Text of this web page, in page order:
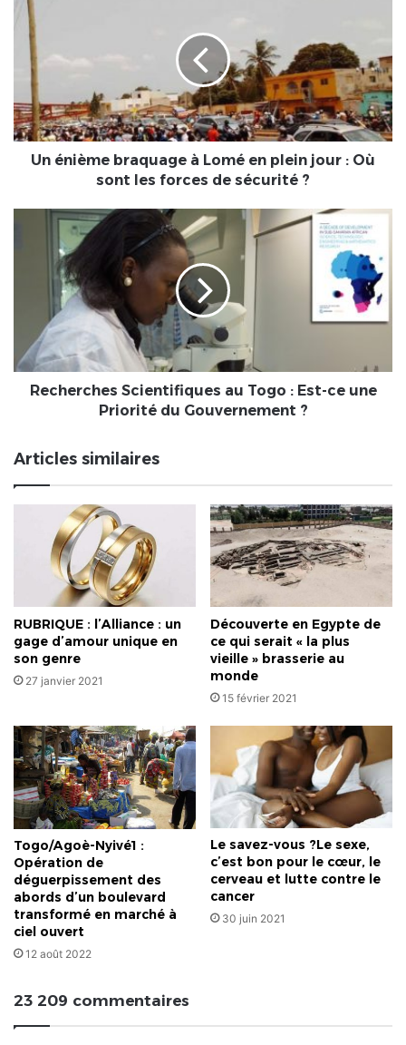
énième
braquage
Lomé
plein
jour
:
Un énième braquage à Lomé en plein jour : Où
sont les forces de sécurité ?
Recherches
Scientifiques
une
Priorité
Recherches Scientifiques au Togo : Est-ce une
Priorité du Gouvernement ?
Articles similaires
RUBRIQUE : l’Alliance : un
gage d’amour unique en
son genre
27 janvier 2021
Découverte en Egypte de
ce qui serait « la plus
vieille » brasserie au
monde
15 février 2021
Togo/Agoè-Nyivé1 :
Opération de
déguerpissement des
abords d’un boulevard
transformé en marché à
ciel ouvert
12 août 2022
Le savez-vous ?Le sexe,
c’est bon pour le cœur, le
cerveau et lutte contre le
cancer
30 juin 2021
23 209 commentaires